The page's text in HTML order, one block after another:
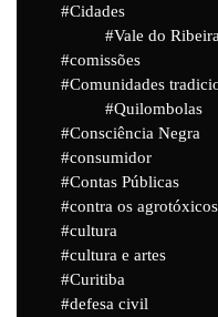
Cidades
Vale do Ribeira
comissões
Comunidades
Quilombolas
Consciência Negra
consumidor
Contas Públicas
contra os agrotóxicos
cultura
cultura e artes
Curitiba
defesa civil